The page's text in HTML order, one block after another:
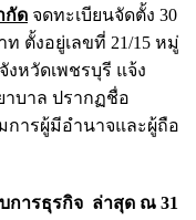
กัด จดทะเบียนจัดตั้ง 30
ท ตั้งอยู่เลขที่ 21/15 หมู่
งหวัดเพชรบุรี แจ้ง
บาล ปรากฏชื่อ
การผู้มีอำนาจและผู้ถือ
การธุรกิจ ล่าสุด ณ 31